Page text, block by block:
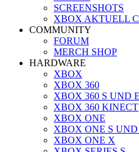
SCREENSHOTS
XBOX AKTUELL
COMMUNITY
FORUM
MERCH SHOP
HARDWARE
XBOX
XBOX 360
XBOX 360 S UND E
XBOX 360 KINECT
XBOX ONE
XBOX ONE S
XBOX ONE X